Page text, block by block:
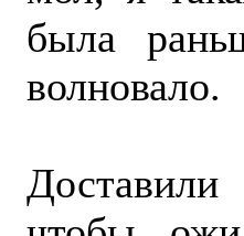
была
волновало.